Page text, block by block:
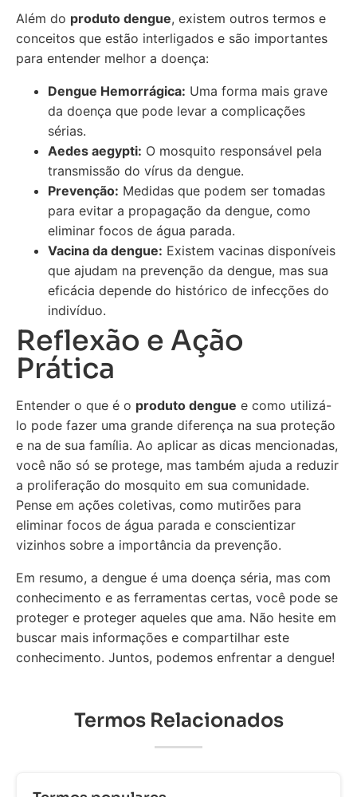
Além do produto dengue, existem outros termos e
conceitos que estão interligados e são importantes
para entender melhor a doença:
Dengue Hemorrágica: Uma forma mais grave
da doença que pode levar a complicações
sérias.
Aedes aegypti: O mosquito responsável pela
transmissão do vírus da dengue.
Prevenção: Medidas que podem ser tomadas
para evitar a propagação da dengue, como
eliminar focos de água parada.
Vacina da dengue: Existem vacinas disponíveis
que ajudam na prevenção da dengue, mas sua
eficácia depende do histórico de infecções do
indivíduo.
Reflexão e Ação
Prática
Entender o que é o produto dengue e como utilizá-
lo pode fazer uma grande diferença na sua proteção
e na de sua família. Ao aplicar as dicas mencionadas,
você não só se protege, mas também ajuda a reduzir
a proliferação do mosquito em sua comunidade.
Pense em ações coletivas, como mutirões para
eliminar focos de água parada e conscientizar
vizinhos sobre a importância da prevenção.
Em resumo, a dengue é uma doença séria, mas com
conhecimento e as ferramentas certas, você pode se
proteger e proteger aqueles que ama. Não hesite em
buscar mais informações e compartilhar este
conhecimento. Juntos, podemos enfrentar a dengue!
Termos Relacionados